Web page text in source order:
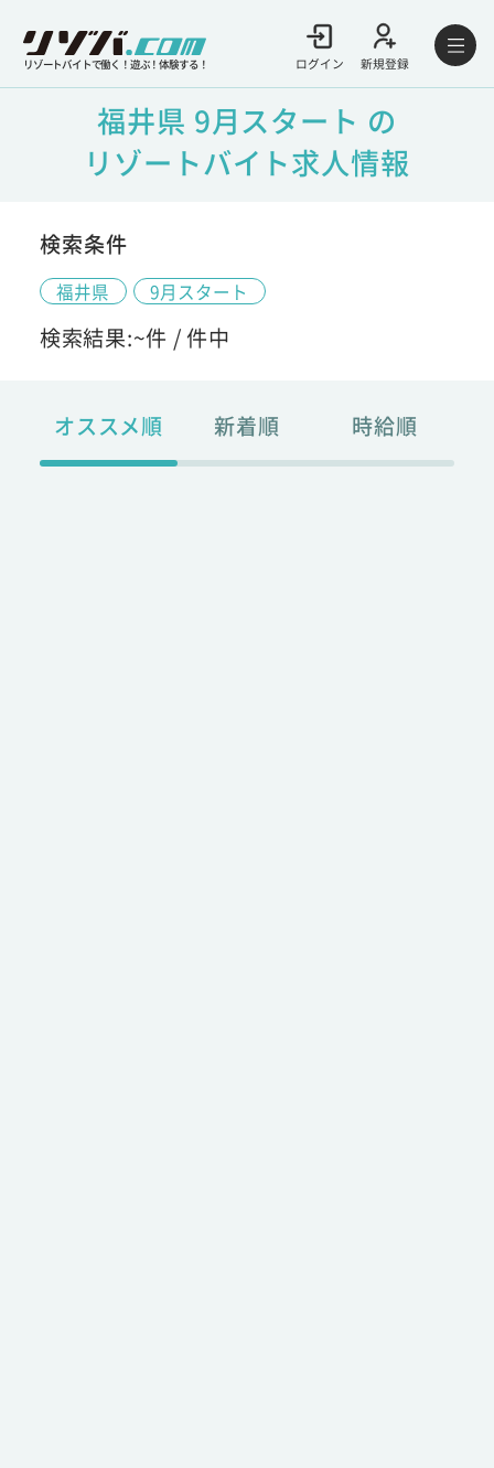
リゾートバイトで働く！遊ぶ！体験する！ ログイン 新規登録
福井県 9月スタート の
リゾートバイト求人情報
検索条件
福井県 9月スタート
検索結果:~件 /件中
オススメ順 新着順 時給順